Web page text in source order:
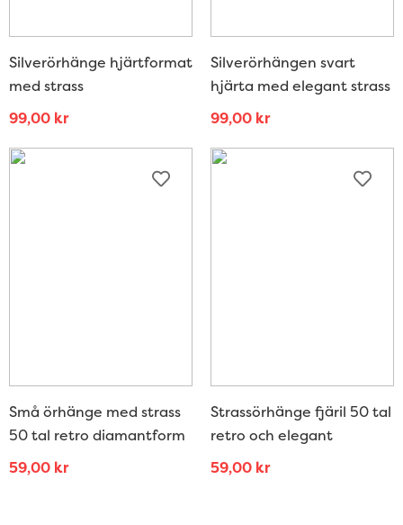
Silverörhänge hjärtformat
med strass
99,00 kr
Silverörhängen svart
hjärta med elegant strass
99,00 kr
Små örhänge med strass
50 tal retro diamantform
59,00 kr
Strassörhänge fjäril 50 tal
retro och elegant
59,00 kr